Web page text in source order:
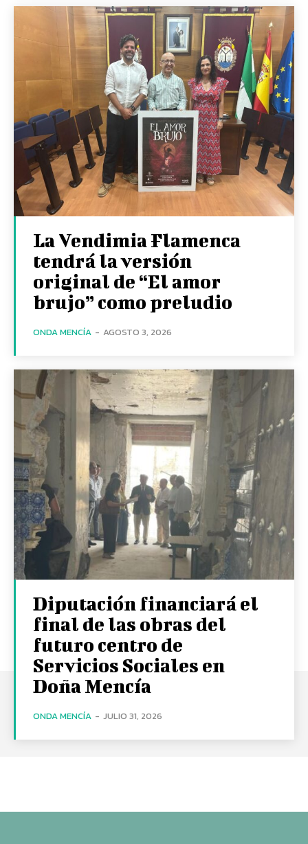
La Vendimia Flamenca
tendrá la versión
original de “El amor
brujo” como preludio
ONDA MENCÍA - AGOSTO 3, 2026
Diputación financiará el
final de las obras del
futuro centro de
Servicios Sociales en
Doña Mencía
ONDA MENCÍA - JULIO 31, 2026